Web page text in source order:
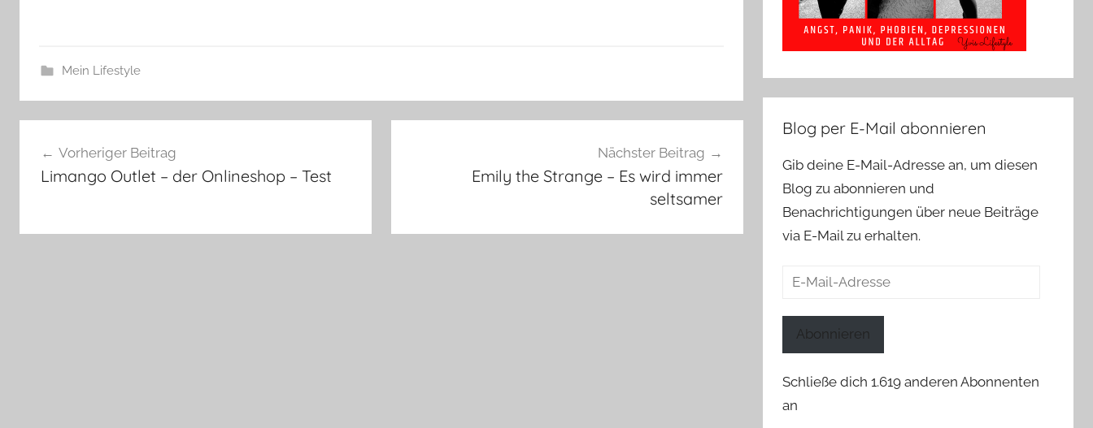
Mein Lifestyle
Vorheriger Beitrag
Limango Outlet – der Onlineshop – Test
Nächster Beitrag
Emily the Strange – Es wird immer
seltsamer
Blog per E-Mail abonnieren
Gib deine E-Mail-Adresse an, um diesen
Blog zu abonnieren und
Benachrichtigungen über neue Beiträge
via E-Mail zu erhalten.
E-
Abonnieren
Schließe dich 1.619 anderen Abonnenten
an